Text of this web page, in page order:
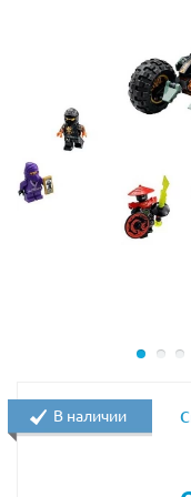
Перед кабиной
прожекторов,
непроходимые
тёмное время
спаренные
колёса от
роль массивного и
позволяет им
Наибольший
средства вызывает
представлена
В наличии